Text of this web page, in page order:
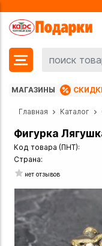
МАГАЗИНЫ
Главная Каталог
Фигурка
Код товара (ПНТ):
Страна:
нет отзывов